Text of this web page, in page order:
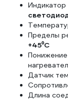
Индикатор
Пределы
+45⁰С
Датчик
Длина